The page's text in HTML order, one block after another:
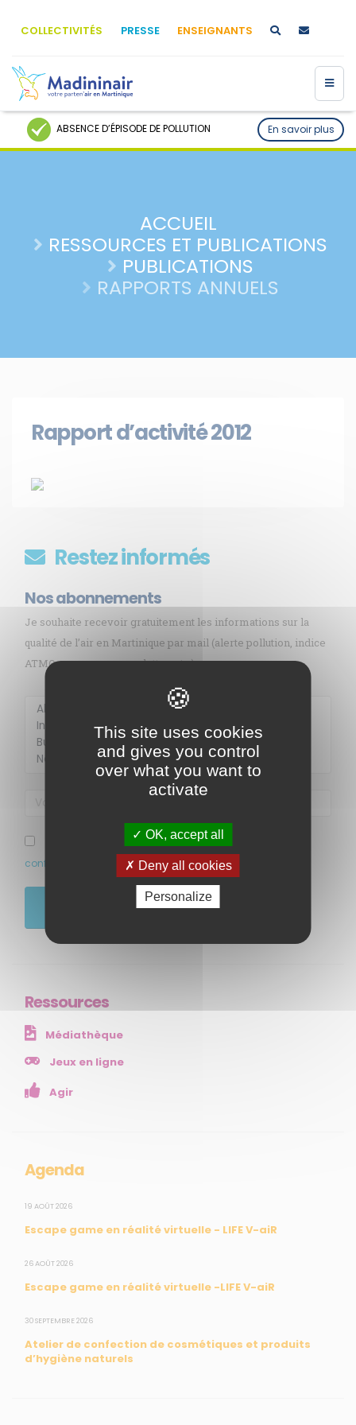
COLLECTIVITÉS PRESSE ENSEIGNANTS
ABSENCE D’ÉPISODE DE POLLUTION En savoir plus
ACCUEIL
RESSOURCES ET PUBLICATIONS
PUBLICATIONS
RAPPORTS ANNUELS
Rapport d’activité 2012
Restez informés
Nos abonnements
Je souhaite recevoir gratuitement les informations sur la
qualité de l’air en Martinique par mail (alerte pollution, indice
ATMO, sargasses, newsletter, etc.)
J’ai pris connaissance et accepte la politique de
confidentialité de ce site
Ressources
Médiathèque
Jeux en ligne
Agir
Agenda
19 AOÛT 2026
Escape game en réalité virtuelle - LIFE V-aiR
26 AOÛT 2026
Escape game en réalité virtuelle -LIFE V-aiR
30 SEPTEMBRE 2026
Atelier de confection de cosmétiques et produits
d’hygiène naturels
Membre de
MENU
NOS SERVICES
Presse
Collectivités
Mesures réglementaires
SUIVEZ-NOUS
CONTACT
Mail : info@madininair.fr
This site uses cookies
and gives you control
over what you want to
activate
OK, accept all
Deny all cookies
Personalize